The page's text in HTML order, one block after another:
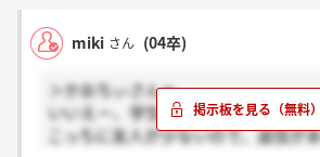
miki さん (04卒)
＞かおちぃさんへ
いいえー、学生です！今夏休み中な
こっちに友人が少ないので、返信が